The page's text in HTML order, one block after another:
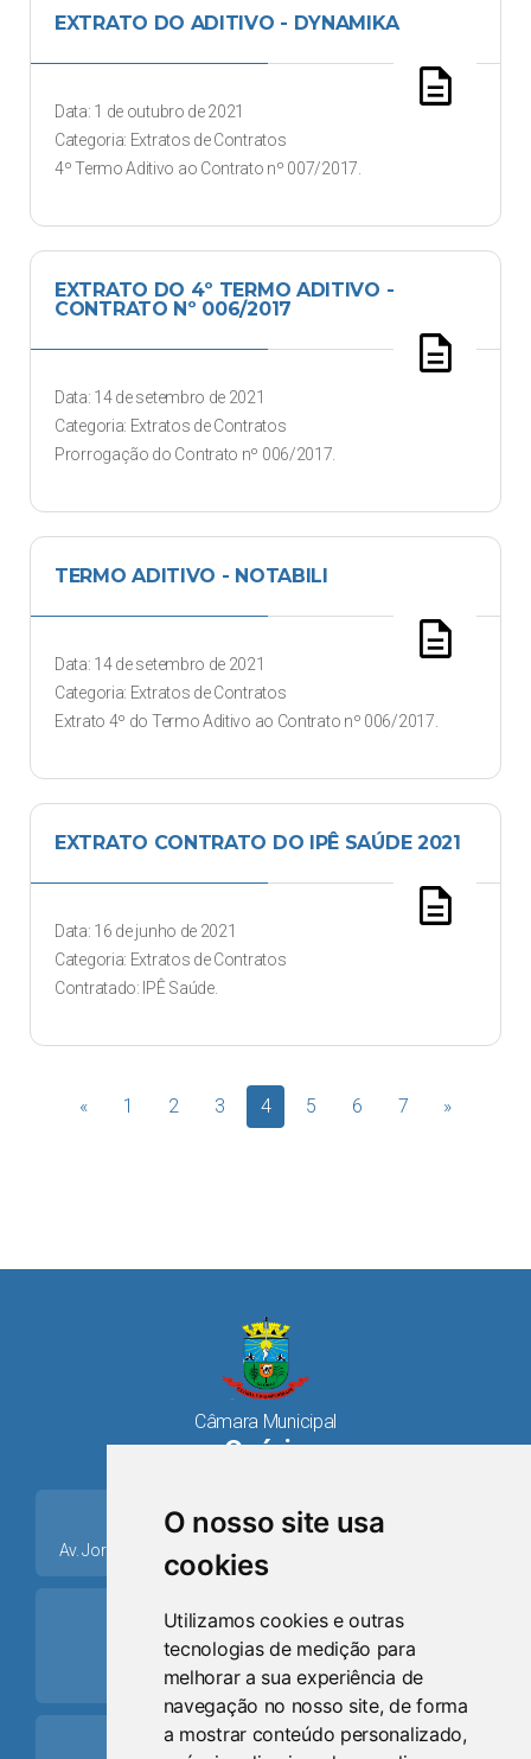
O nosso site usa
cookies
Utilizamos cookies e outras
tecnologias de medição para
melhorar a sua experiência de
navegação no nosso site, de forma
a mostrar conteúdo personalizado,
description
EXTRATO DO ADITIVO - DYNAMIKA
Data: 1 de outubro de 2021
Categoria: Extratos de Contratos
4º Termo Aditivo ao Contrato nº 007/2017.
description
EXTRATO DO 4º TERMO ADITIVO -
CONTRATO Nº 006/2017
Data: 14 de setembro de 2021
Categoria: Extratos de Contratos
Prorrogação do Contrato nº 006/2017.
description
TERMO ADITIVO - NOTABILI
Data: 14 de setembro de 2021
Categoria: Extratos de Contratos
Extrato 4º do Termo Aditivo ao Contrato nº 006/2017.
description
EXTRATO CONTRATO DO IPÊ SAÚDE 2021
Data: 16 de junho de 2021
Categoria: Extratos de Contratos
Contratado: IPÊ Saúde.
« 1 2 3 4 5 6 7 »
Câmara Municipal
Osório
place
Av. Jorge Dariva, 1211, Centro CEP: 95520.000 - Osório/RS
ring_volume
Telefone
(51) 9 8024-0884
Schedule